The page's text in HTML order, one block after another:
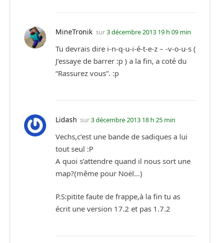
MineTronik sur3 décembre 2013 19 h 09 min
Tu devrais dire i-n-q-u-i-é-t-e-z – -v-o-u-s (
J’essaye de barrer :p ) a la fin, a coté du
“Rassurez vous”. :p
Lidash sur3 décembre 2013 18 h 25 min
Vechs,c’est une bande de sadiques a lui
tout seul :P
A quoi s’attendre quand il nous sort une
map?(même pour Noël…)
P.S:pitite faute de frappe,à la fin tu as
écrit une version 17.2 et pas 1.7.2